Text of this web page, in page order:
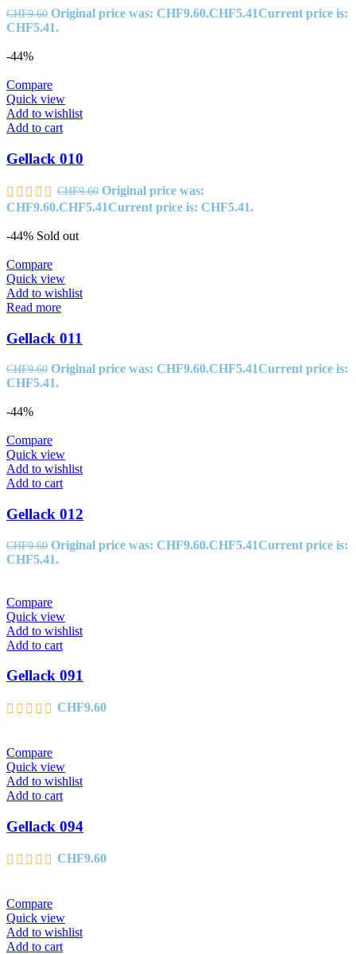
CHF9.60 Original price was: CHF9.60.CHF5.41Current price is:
CHF5.41.
-44%
Compare
Quick view
Add to wishlist
Add to cart
Gellack 010
CHF9.60 Original price was:
CHF9.60.CHF5.41Current price is: CHF5.41.
-44% Sold out
Compare
Quick view
Add to wishlist
Read more
Gellack 011
CHF9.60 Original price was: CHF9.60.CHF5.41Current price is:
CHF5.41.
-44%
Compare
Quick view
Add to wishlist
Add to cart
Gellack 012
CHF9.60 Original price was: CHF9.60.CHF5.41Current price is:
CHF5.41.
Compare
Quick view
Add to wishlist
Add to cart
Gellack 091
CHF9.60
Compare
Quick view
Add to wishlist
Add to cart
Gellack 094
CHF9.60
Compare
Quick view
Add to wishlist
Add to cart